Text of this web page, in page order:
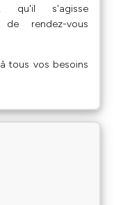
qu'il s'agisse
rendez-vous
tous vos besoins